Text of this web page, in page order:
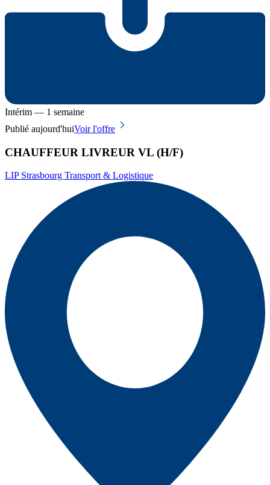
Intérim — 1 semaine
Publié aujourd'huiVoir l'offre
CHAUFFEUR LIVREUR VL (H/F)
LIP Strasbourg Transport & Logistique